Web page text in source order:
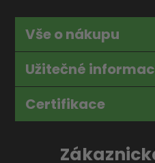
Vše o nákupu
Užitečné
Certifikace